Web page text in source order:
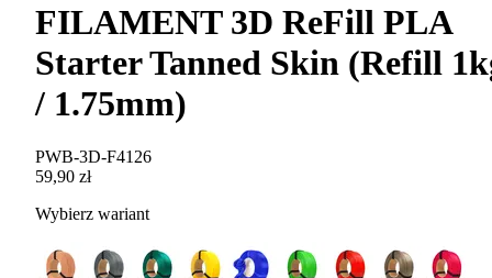
FILAMENT 3D ReFill PLA
Starter Tanned Skin (Refill
/ 1.75mm)
PWB-3D-F4126
59,90 zł
Wybierz wariant